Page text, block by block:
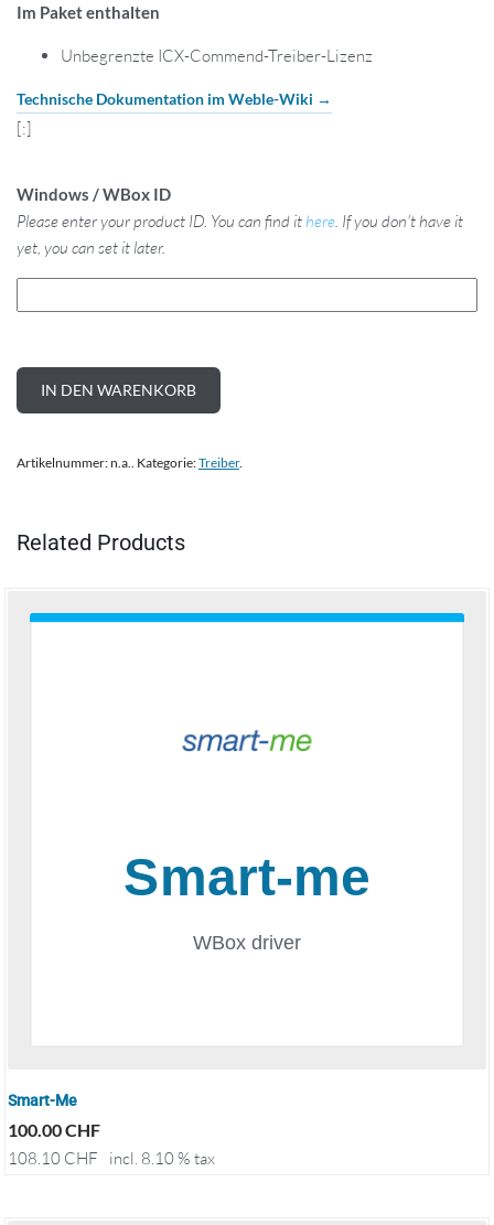
Im Paket enthalten
Unbegrenzte ICX-Commend-Treiber-Lizenz
Technische Dokumentation im Weble-Wiki →
[:]
Windows / WBox ID
Please enter your product ID. You can find it here . If you don't have it
yet, you can set it later.
IN DEN WARENKORB
Artikelnummer:n.a. Kategorie:Treiber.
Related Products
Smart-Me
100.00CHF
108.10 CHF incl. 8.10 % tax